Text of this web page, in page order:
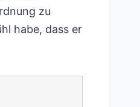
zu
habe, dass er